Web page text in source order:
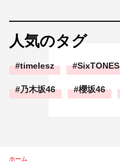
人気のタグ
timelesz SixTONES
乃木坂46 櫻坂46
ホーム